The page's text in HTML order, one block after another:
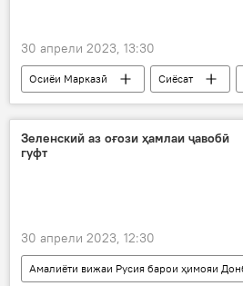
30 апрели 2023, 13:30
Осиёи Марказӣ Сиёсат
Конститутсия
раъйпурсӣ
Ӯзбекистон
Зеленский аз оғози ҳамлаи ҷавобӣ
гуфт
30 апрели 2023, 12:30